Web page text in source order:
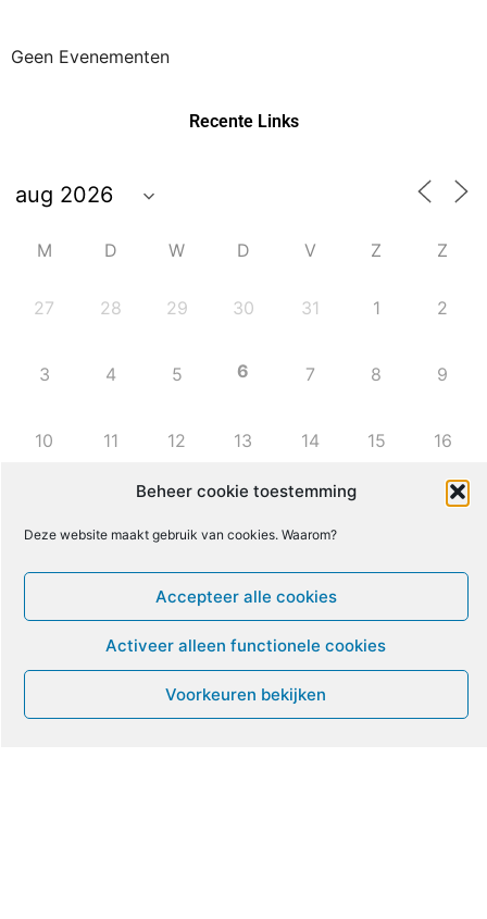
Beheer cookie toestemming
Deze website maakt gebruik van cookies. Waarom?
Accepteer alle cookies
Activeer alleen functionele cookies
Voorkeuren bekijken
Geen Evenementen
Recente Links
M D W D V Z Z
27 28 29 30 31 1 2
3 4 5 6 7 8 9
10 11 12 13 14 15 16
23
24 25 26 27 28 29 30
1 2 3 4 5